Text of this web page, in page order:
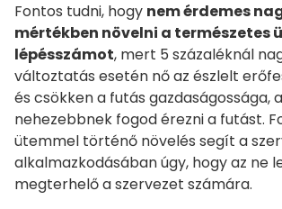
Fontos tudni, hogy nem érdemes
mértékben növelni a természetes
lépésszámot, mert 5 százaléknál
változtatás esetén nő az észlelt
és csökken a futás gazdaságossága,
nehezebbnek fogod érezni a futást.
ütemmel történő növelés segít a
alkalmazkodásában úgy, hogy az ne
megterhelő a szervezet számára.